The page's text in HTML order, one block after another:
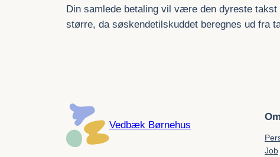
Din samlede betaling vil være den dyreste
større, da søskendetilskuddet beregnes ud fra
Vedbæk Børnehus
Om
Job